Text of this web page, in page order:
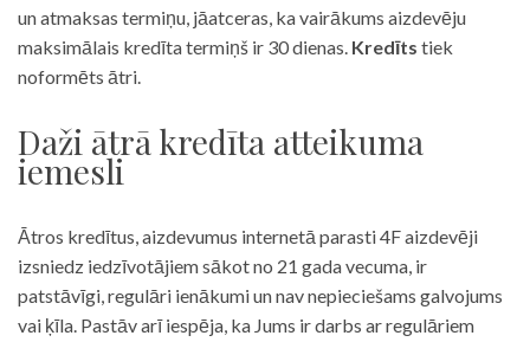
un atmaksas termiņu, jāatceras, ka vairākums aizdevēju
maksimālais kredīta termiņš ir 30 dienas. Kredīts tiek
noformēts ātri.
Daži ātrā kredīta atteikuma
iemesli
Ātros kredītus, aizdevumus internetā parasti 4F aizdevēji
izsniedz iedzīvotājiem sākot no 21 gada vecuma, ir
patstāvīgi, regulāri ienākumi un nav nepieciešams galvojums
vai ķīla. Pastāv arī iespēja, ka Jums ir darbs ar regulāriem